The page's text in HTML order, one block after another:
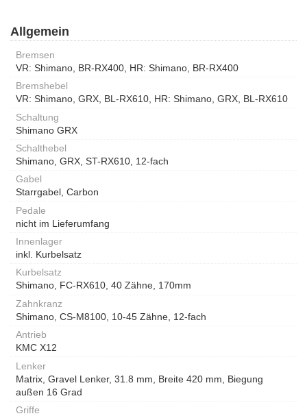
Allgemein
Bremsen
VR: Shimano, BR-RX400, HR: Shimano, BR-RX400
Bremshebel
VR: Shimano, GRX, BL-RX610, HR: Shimano, GRX, BL-RX610
Schaltung
Shimano GRX
Schalthebel
Shimano, GRX, ST-RX610, 12-fach
Gabel
Starrgabel, Carbon
Pedale
nicht im Lieferumfang
Innenlager
inkl. Kurbelsatz
Kurbelsatz
Shimano, FC-RX610, 40 Zähne, 170mm
Zahnkranz
Shimano, CS-M8100, 10-45 Zähne, 12-fach
Antrieb
KMC X12
Lenker
Matrix, Gravel Lenker, 31.8 mm, Breite 420 mm, Biegung
außen 16 Grad
Griffe